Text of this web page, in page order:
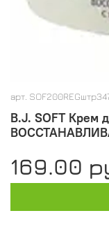
арт.
B.J. SOFT Крем
169.00